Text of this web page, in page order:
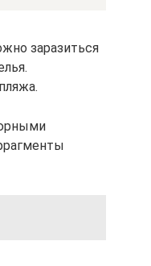
заразиться